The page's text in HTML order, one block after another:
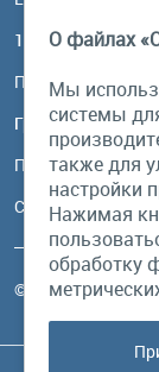
117485, Москва,
Посмотреть на
График работы
Пн-Пт: с 10:00 до
Сб, Вс: выходной
© Бурый Медведь
О файлах
Мы
системы
также для
настройки
Нажимая
обработку